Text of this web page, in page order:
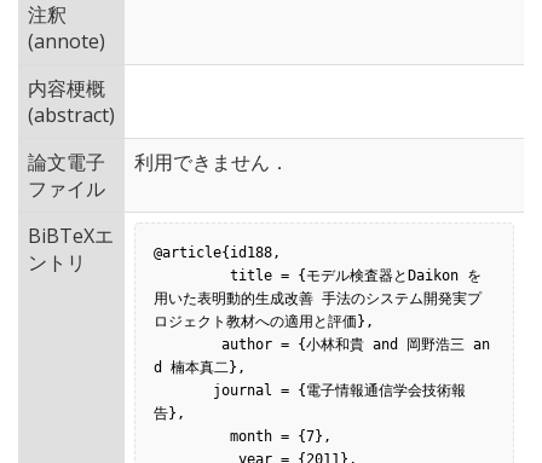
注釈
(annote)
内容梗概
(abstract)
論文電子
ファイル
利用できません．
BiBTeXエ
ントリ
@article{id188,
用いた表明動的生成改善 手法のシステム開発実プ
ロジェクト教材への適用と評価},
d 楠本真二},
告},